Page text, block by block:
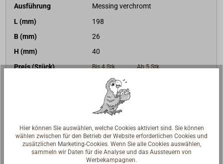
Ausführung
Messing verchromt
L (mm)
198
B (mm)
26
H (mm)
40
Preis (Stück)
Bis 4Stk
27,91 €*
netto: 23,45 €
Ab 5Stk
Am Lager
In den Warenkorb
Hier können Sie auswählen, welche Cookies aktiviert sind. Sie können
wählen zwischen für den Betrieb der Website erforderlichen Cookies und
zusätzlichen Marketing-Cookies. Wenn Sie alle Cookies auswählen,
sammeln wir Daten für die Analyse und das Aussteuern von
Werbekampagnen.